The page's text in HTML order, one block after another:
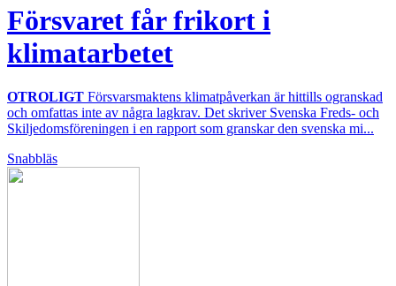
Försvaret får frikort i
klimatarbetet
OTROLIGT Försvarsmaktens klimatpåverkan är hittills ogranskad
och omfattas inte av några lagkrav. Det skriver Svenska Freds- och
Skiljedomsföreningen i en rapport som granskar den svenska mi...
Snabbläs